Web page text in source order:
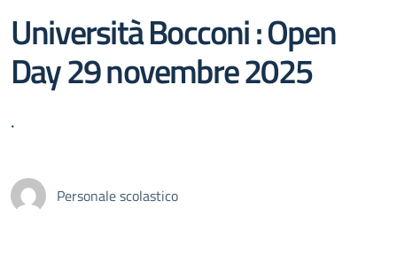
Università Bocconi : Open
Day 29 novembre 2025
.
Personale scolastico